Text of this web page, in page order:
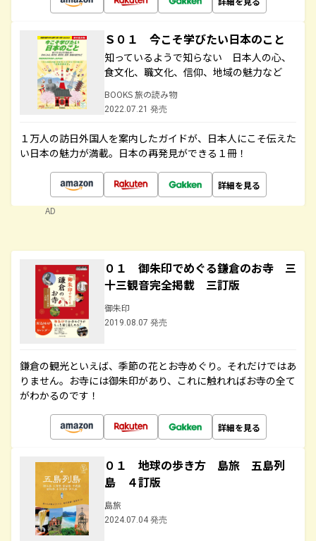
Ｓ０１ 今こそ学びたい日本のこと
知っているようで知らない 日本人の心、
食文化、職文化、信仰、地域の魅力など
BOOKS 旅の読み物
2022.07.21 発売
１万人の訪日外国人を案内したガイドが、日本人にこそ伝えた
い日本の魅力が満載。日本の再発見ができる１冊！
詳細を見る
AD
０１ 御朱印でめぐる鎌倉のお寺 三
十三観音完全掲載 三訂版
御朱印
2019.08.07 発売
鎌倉の観光といえば、季節の花とお寺めぐり。それだけではあ
りません。お寺には御朱印があり、これに触れればお寺の全て
がわかるのです！
詳細を見る
０１ 地球の歩き方 島旅 五島列
島 ４訂版
島旅
2024.07.04 発売